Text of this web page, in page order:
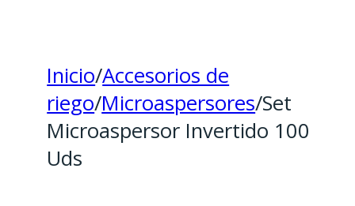
Inicio/Accesorios de
riego/Microaspersores/Set
Microaspersor Invertido 100
Uds